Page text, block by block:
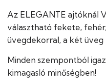
Az ELEGANTE ajtóknál
választható fekete,
üvegdekorral, a két
Minden szempontból
kimagasló minőségben!